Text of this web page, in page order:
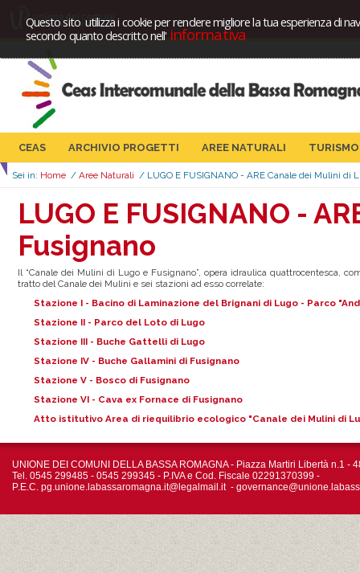
Questo sito utilizza i cookie per rendere migliore la tua esperienza di
secondo quanto descritto nell'informativa
CEAS ARCHIVIO PROGETTI AREE NATURALI
Sei in: Home / Aree Naturali / LUGO E FUSIGNANO - ARE Canale dei Mulini di
LUGO E FUSIGNANO -
Fusignano
Il “Canale dei Mulini di Lugo e Fusignano”, opera idraulica quattrocentesca,
tratto del Canale dei Mulini e sei stazioni ad esso correlate:
Stazione I - Bacino di Laminazione del Brignani di Lugo - Parco
Stazione II - Parco del Loto di Lugo
Stazione III - Buche Gattelli di Lugo
Stazione IV - Buche Gallamini di Fusignano
Stazione V - Bosco di Fusignano
Stazione VI - Cava ex Fornace di Fusignano
Atto istitutivo Area di riequilibrio ecologico "Canale dei Mulini di
UNIONE DEI COMUNI DELLA BASSA ROMAGNA - Piazza Martiri Libertà n.1 -
Tel. 0545 299485 - 0545 299345 - P.IVA e Cod. Fiscale 02291370399 -
P.E.C. pg.unione.labassaromagna.it@legalmail.it -